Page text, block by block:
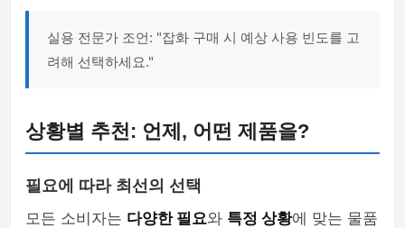
실용 전문가 조언: "잡화 구매 시 예상 사용 빈도를 고
려해 선택하세요."
상황별 추천: 언제, 어떤 제품을?
필요에 따라 최선의 선택
모든 소비자는 다양한 필요와 특정 상황에 맞는 물품